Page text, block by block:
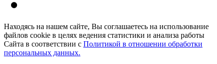
Находясь на нашем сайте, Вы соглашаетесь на использование
файлов cookie в целях ведения статистики и анализа работы
Сайта в соответствии с Политикой в отношении обработки
персональных данных.